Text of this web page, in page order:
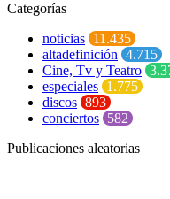
Categorías
noticias 11.435
altadefinición 4.715
Cine, Tv y Teatro
especiales 1.775
discos 893
conciertos 582
Publicaciones aleatorias